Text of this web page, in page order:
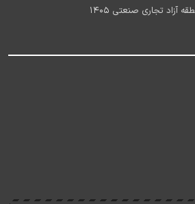
آزاد تجاری صنعتی 1405